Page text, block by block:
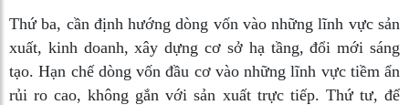
Thứ ba, cần định hướng dòng vốn vào những lĩnh vực sản
xuất, kinh doanh, xây dựng cơ sở hạ tầng, đổi mới sáng
tạo. Hạn chế dòng vốn đầu cơ vào những lĩnh vực tiềm ẩn
rủi ro cao, không gắn với sản xuất trực tiếp. Thứ tư, để